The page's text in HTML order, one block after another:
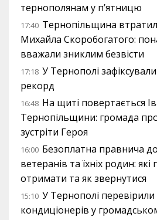
тернополянам у п’ятницю
17:40 Тернопільщина
Михайла Скоробогатого:
вважали зниклим безвісти
17:18 У Тернополі
рекорд
16:48 На щиті повертається
Тернопільщини: громада
зустріти Героя
16:00 Безоплатна правнича
ветеранів та їхніх родин:
отримати та як звернутися
15:10 У Тернополі
кондиціонерів у